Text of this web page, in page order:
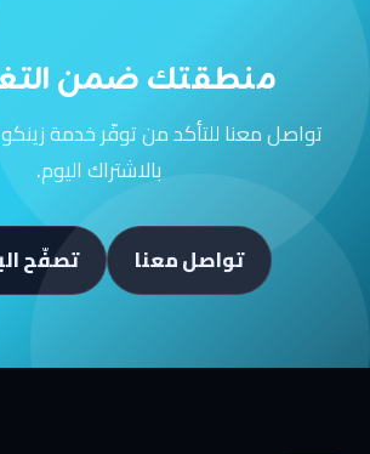
منطقتك ضمن
تواصل معنا للتأكد من توفّر خدمة
بالاشتراك اليوم.
تواصل معنا تصفّح